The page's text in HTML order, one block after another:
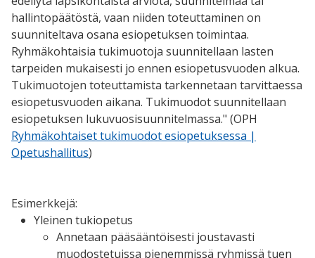
hallintopäätöstä, vaan niiden toteuttaminen on
suunniteltava osana esiopetuksen toimintaa.
Ryhmäkohtaisia tukimuotoja suunnitellaan lasten
tarpeiden mukaisesti jo ennen esiopetusvuoden alkua.
Tukimuotojen toteuttamista tarkennetaan tarvittaessa
esiopetusvuoden aikana. Tukimuodot suunnitellaan
esiopetuksen lukuvuosisuunnitelmassa." (OPH
Ryhmäkohtaiset tukimuodot esiopetuksessa |
Opetushallitus)
Esimerkkejä:
Yleinen tukiopetus
Annetaan pääsääntöisesti joustavasti
muodostetuissa pienemmissä ryhmissä tuen